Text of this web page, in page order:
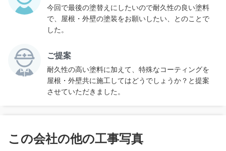
今回で最後の塗替えにしたいので耐久性の良い塗料
で、屋根・外壁の塗装をお願いしたい、とのことで
した。
ご提案
耐久性の高い塗料に加えて、特殊なコーティングを
屋根・外壁共に施工してはどうでしょうか？と提案
させていただきました。
この会社の他の工事写真